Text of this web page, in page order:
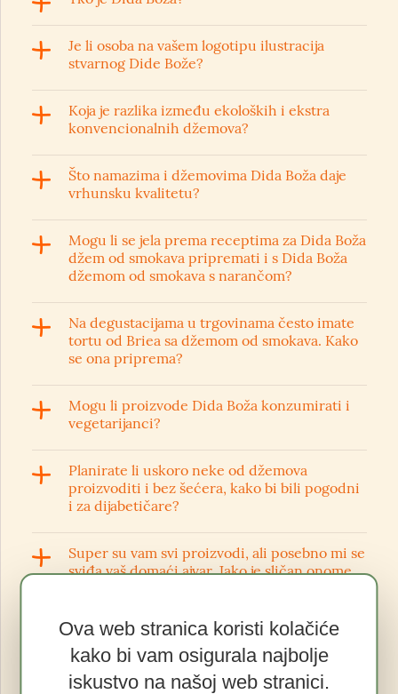
Ova web stranica koristi kolačiće
kako bi vam osigurala najbolje
iskustvo na našoj web stranici.
Je li osoba na vašem logotipu ilustracija
stvarnog Dide Bože?
Koja je razlika između ekoloških i ekstra
konvencionalnih džemova?
Što namazima i džemovima Dida Boža daje
vrhunsku kvalitetu?
Mogu li se jela prema receptima za Dida Boža
džem od smokava pripremati i s Dida Boža
džemom od smokava s narančom?
Na degustacijama u trgovinama često imate
tortu od Briea sa džemom od smokava. Kako
se ona priprema?
Mogu li proizvode Dida Boža konzumirati i
vegetarijanci?
Planirate li uskoro neke od džemova
proizvoditi i bez šećera, kako bi bili pogodni
i za dijabetičare?
Super su vam svi proizvodi, ali posebno mi se
sviđa vaš domaći ajvar. Jako je sličan onome
kupiti i u većoj teglici?
Koliko koštaju namazi i džemovi Dida Boža?